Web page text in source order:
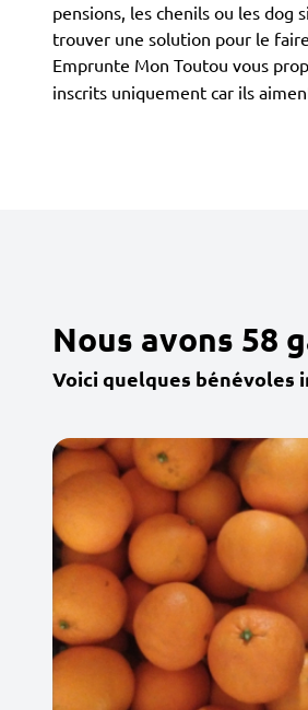
pensions, les chenils ou les
trouver une solution pour le
Emprunte Mon Toutou vous
inscrits uniquement car ils
Nous avons 58
Voici quelques bénévoles